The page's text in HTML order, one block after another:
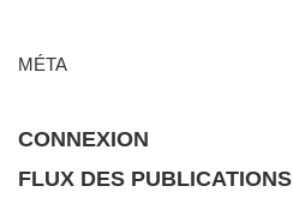
MÉTA
CONNEXION
FLUX DES PUBLICATIONS